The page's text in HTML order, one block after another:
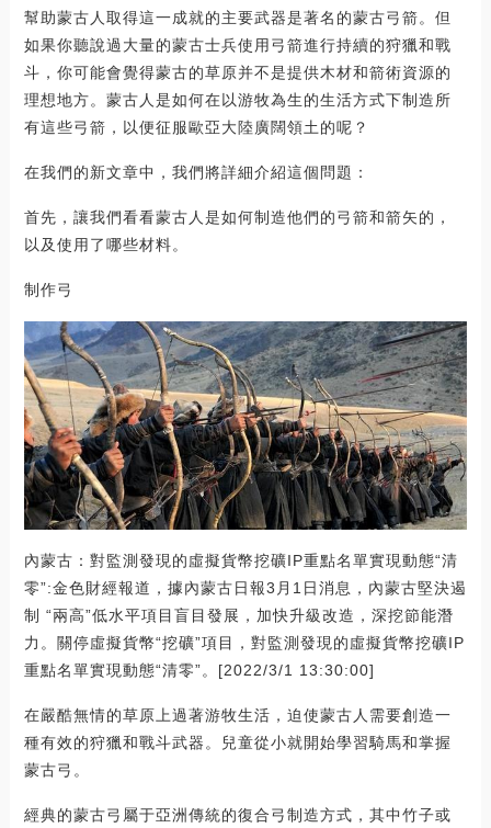
幫助蒙古人取得這一成就的主要武器是著名的蒙古弓箭。但
如果你聽說過大量的蒙古士兵使用弓箭進行持續的狩獵和戰
斗，你可能會覺得蒙古的草原并不是提供木材和箭術資源的
理想地方。蒙古人是如何在以游牧為生的生活方式下制造所
有這些弓箭，以便征服歐亞大陸廣闊領土的呢？
在我們的新文章中，我們將詳細介紹這個問題：
首先，讓我們看看蒙古人是如何制造他們的弓箭和箭矢的，
以及使用了哪些材料。
制作弓
內蒙古：對監測發現的虛擬貨幣挖礦IP重點名單實現動態“清
零”:金色財經報道，據內蒙古日報3月1日消息，內蒙古堅決遏
制 “兩高”低水平項目盲目發展，加快升級改造，深挖節能潛
力。關停虛擬貨幣“挖礦”項目，對監測發現的虛擬貨幣挖礦IP
重點名單實現動態“清零”。[2022/3/1 13:30:00]
在嚴酷無情的草原上過著游牧生活，迫使蒙古人需要創造一
種有效的狩獵和戰斗武器。兒童從小就開始學習騎馬和掌握
蒙古弓。
經典的蒙古弓屬于亞洲傳統的復合弓制造方式，其中竹子或